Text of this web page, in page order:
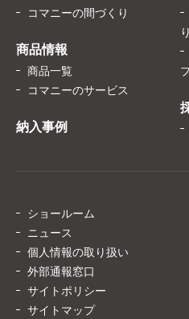
コマニーの間づくり
商品情報
商品一覧
コマニーのサービス
納入事例
ショールーム
ニュース
個人情報の取り扱い
外部通報窓口
サイトポリシー
サイトマップ